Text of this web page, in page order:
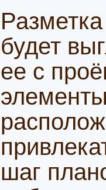
будет
ее с
шаг